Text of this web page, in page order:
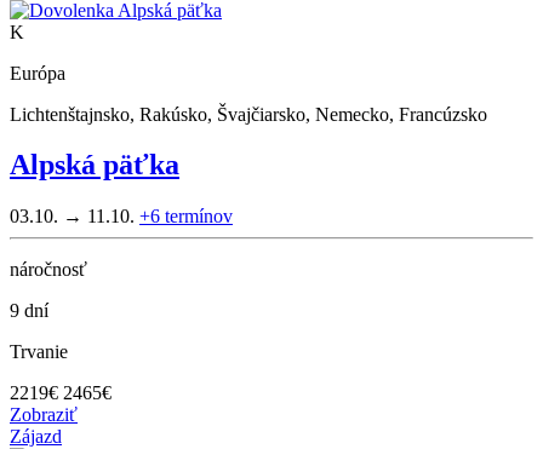
K
Európa
Lichtenštajnsko, Rakúsko, Švajčiarsko, Nemecko, Francúzsko
Alpská päťka
03.10. → 11.10. +6 termínov
náročnosť
9 dní
Trvanie
2219€ 2465€
Zobraziť
Zájazd